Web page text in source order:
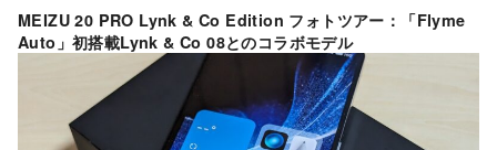
MEIZU 20 PRO Lynk & Co Edition フォトツアー：「Flyme
Auto」初搭載Lynk & Co 08とのコラボモデル